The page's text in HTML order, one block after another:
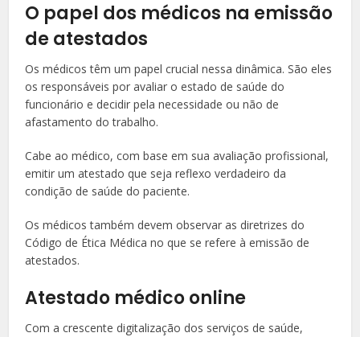
O papel dos médicos na emissão
de atestados
Os médicos têm um papel crucial nessa dinâmica. São eles
os responsáveis por avaliar o estado de saúde do
funcionário e decidir pela necessidade ou não de
afastamento do trabalho.
Cabe ao médico, com base em sua avaliação profissional,
emitir um atestado que seja reflexo verdadeiro da
condição de saúde do paciente.
Os médicos também devem observar as diretrizes do
Código de Ética Médica no que se refere à emissão de
atestados.
Atestado médico online
Com a crescente digitalização dos serviços de saúde,